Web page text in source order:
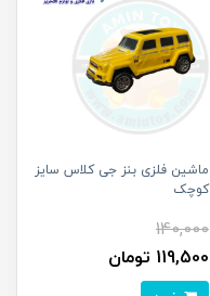
ماشین فلزی بنز جی کلاس سایز
کوچک
140,000
119,500 تومان